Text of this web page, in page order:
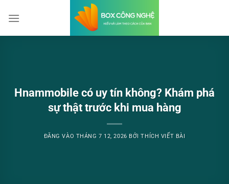
qua
Hnammobile có uy tín không? Khám phá
sự thật trước khi mua hàng
ĐĂNG VÀO THÁNG 7 12, 2026 BỞITHÍCH VIẾT BÀI